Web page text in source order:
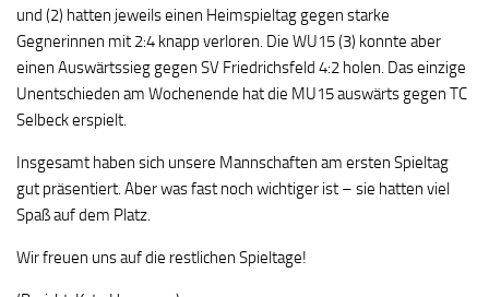
und (2) hatten jeweils einen Heimspieltag gegen starke
Gegnerinnen mit 2:4 knapp verloren. Die WU15 (3) konnte aber
einen Auswärtssieg gegen SV Friedrichsfeld 4:2 holen. Das einzige
Unentschieden am Wochenende hat die MU15 auswärts gegen TC
Selbeck erspielt.
Insgesamt haben sich unsere Mannschaften am ersten Spieltag
gut präsentiert. Aber was fast noch wichtiger ist – sie hatten viel
Spaß auf dem Platz.
Wir freuen uns auf die restlichen Spieltage!